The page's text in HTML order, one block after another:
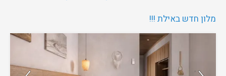
מלון חדש באילת !!!
הוטלס